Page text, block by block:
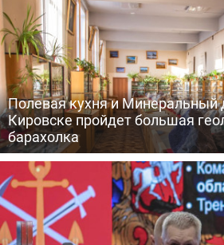
Полевая кухня и Минеральный
Кировске пройдет большая
барахолка